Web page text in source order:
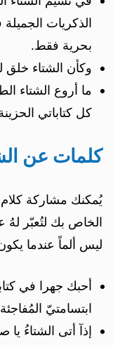
الذكريات
بحرية فقط.
وكأن الشتاء خلق
ما أروع الشتاء
كل كتاباتي
كلمات عن
يُمكنك مشاركة كلام
الخاص بك لتُعبّر لهُ
ليس ألماً عندما
أحبك جهرا في
ابتسامتيّ
إذآ أتى الشتاءُ